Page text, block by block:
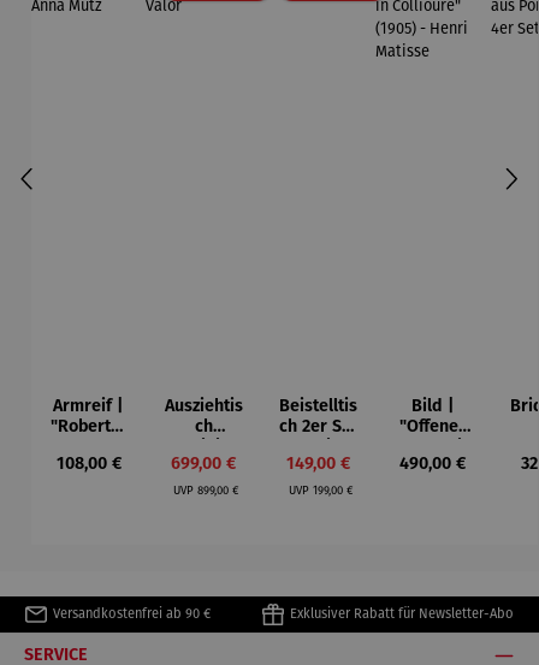
Armreif |
"Roberta"
Mütz
Regulärer Preis:
108,00 €
Ausziehtis
ch
– Valor
Verkaufspreis:
699,00 €
UVPRegulärer Preis:
899,00 €
Beistelltis
ch 2er Set
Verkaufspreis:
149,00 €
UVP Regulärer Preis:
199,00 €
Bild |
"Offenes
Collioure"
Regulärer Preis:
490,00 €
Versandkostenfrei ab 90 € Exklusiver Rabatt für Newsletter-Abo
SERVICE